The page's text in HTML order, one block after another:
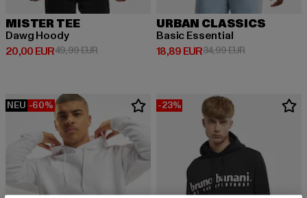
MISTER TEE
Dawg Hoody
20,00 EUR
Derzeitiger Preis: 20,00 EUR
49,99 EURAktionspreis: 49,99 EUR
URBAN CLASSICS
Basic Essential
18,89 EUR
Derzeitiger Preis: 18,89 EUR
34,99 EURAktionspreis:
NEU -60% -23%